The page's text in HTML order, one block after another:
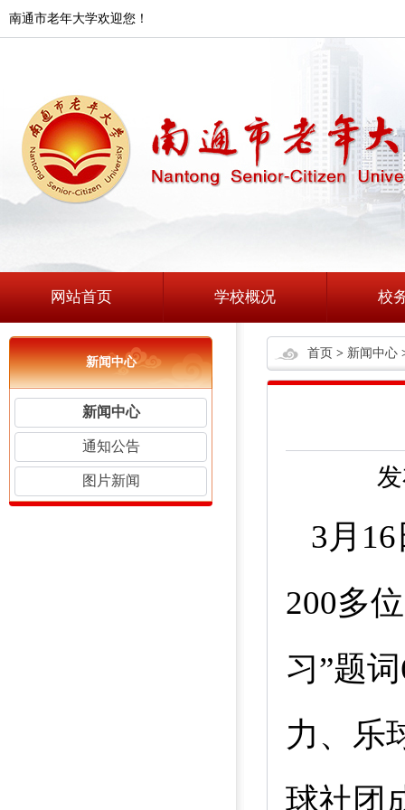
南通市老年大学欢迎您！
网站首页 学校概况 校
新闻中心
新闻中心
通知公告
图片新闻
首页 > 新闻中心
3 月 16
200多
习”题词
力、乐
球社团